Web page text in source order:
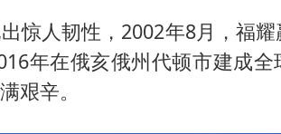
惊人韧性，2002年8月，福
年在俄亥俄州代顿市建成全
艰辛。